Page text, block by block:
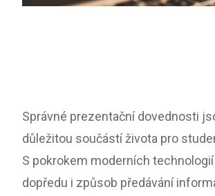
Správné prezentační dovednosti
důležitou součástí života pro
S pokrokem moderních
dopředu i způsob předávání